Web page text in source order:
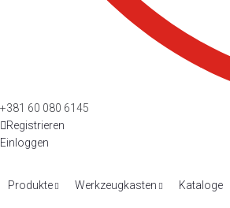
+381 60 080 6145
Registrieren
Einloggen
Produkte Werkzeugkasten Kataloge